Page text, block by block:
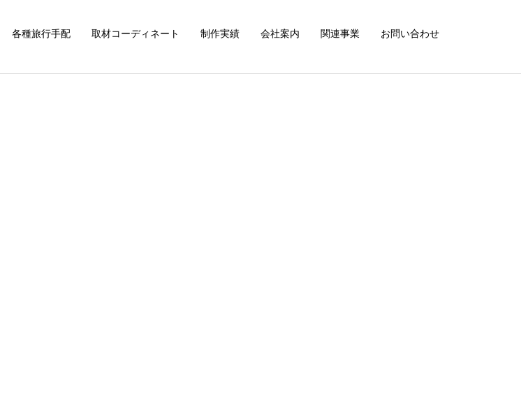
各種旅行手配 取材コーディネート 制作実績 会社案内 関連事業 お問い合わせ